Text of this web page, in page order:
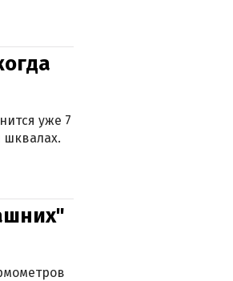
уже 7
шквалах.